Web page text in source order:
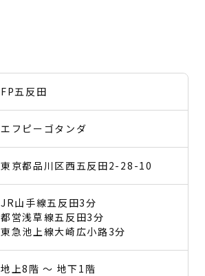
FP五反田
エフピーゴタンダ
東京都品川区西五反田2-28-10
JR山手線五反田3分
都営浅草線五反田3分
東急池上線大崎広小路3分
地上8階 〜 地下1階